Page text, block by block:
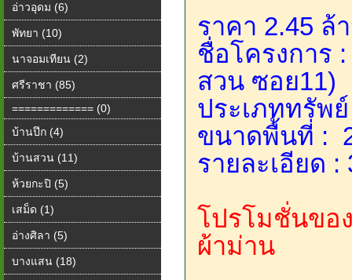
อ่าวอุดม (6)
พัทยา (10)
นาจอมเทียน (2)
ศรีราชา (85)
============= (0)
บ้านปึก (4)
บ้านสวน (11)
ห้วยกะปิ (5)
เสม็ด (1)
อ่างศิลา (5)
บางแสน (18)
ราคา 2.45 ล้
ชื่อโครงการ
สวน ซอย11)
ประเภททรัพ
ขนาดพื้นที่ :
รายละเอียด
โปรโมชั่นขอ
ผ้าม่าน